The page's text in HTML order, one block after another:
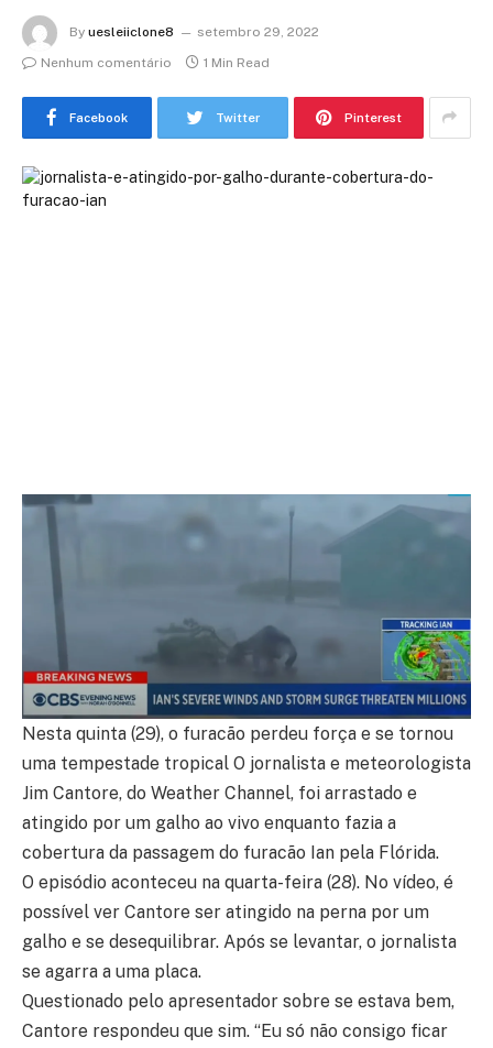
By uesleiiclone8
setembro 29, 2022
Nenhum comentário
1 Min Read
Facebook Twitter Pinterest
Nesta quinta (29), o furacão perdeu força e se tornou
uma tempestade tropical O jornalista e meteorologista
Jim Cantore, do Weather Channel, foi arrastado e
atingido por um galho ao vivo enquanto fazia a
cobertura da passagem do furacão Ian pela Flórida.
O episódio aconteceu na quarta-feira (28). No vídeo, é
possível ver Cantore ser atingido na perna por um
galho e se desequilibrar. Após se levantar, o jornalista
se agarra a uma placa.
Questionado pelo apresentador sobre se estava bem,
Cantore respondeu que sim. “Eu só não consigo ficar